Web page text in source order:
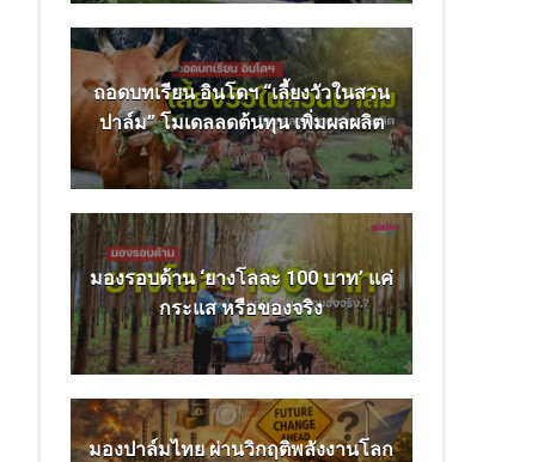
ถอดบทเรียน อินโดฯ “เลี้ยงวัวในสวน
ปาล์ม” โมเดลลดต้นทุน เพิ่มผลผลิต
มองรอบด้าน ‘ยางโลละ 100 บาท’ แค่
กระแส หรือของจริง
มองปาล์มไทย ผ่านวิกฤติพลังงานโลก